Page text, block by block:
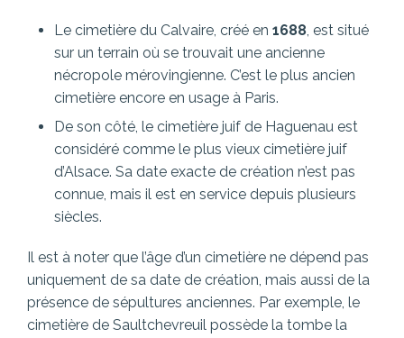
Le cimetière du Calvaire, créé en 1688, est situé
sur un terrain où se trouvait une ancienne
nécropole mérovingienne. C’est le plus ancien
cimetière encore en usage à Paris.
De son côté, le cimetière juif de Haguenau est
considéré comme le plus vieux cimetière juif
d’Alsace. Sa date exacte de création n’est pas
connue, mais il est en service depuis plusieurs
siècles.
Il est à noter que l’âge d’un cimetière ne dépend pas
uniquement de sa date de création, mais aussi de la
présence de sépultures anciennes. Par exemple, le
cimetière de Saultchevreuil possède la tombe la